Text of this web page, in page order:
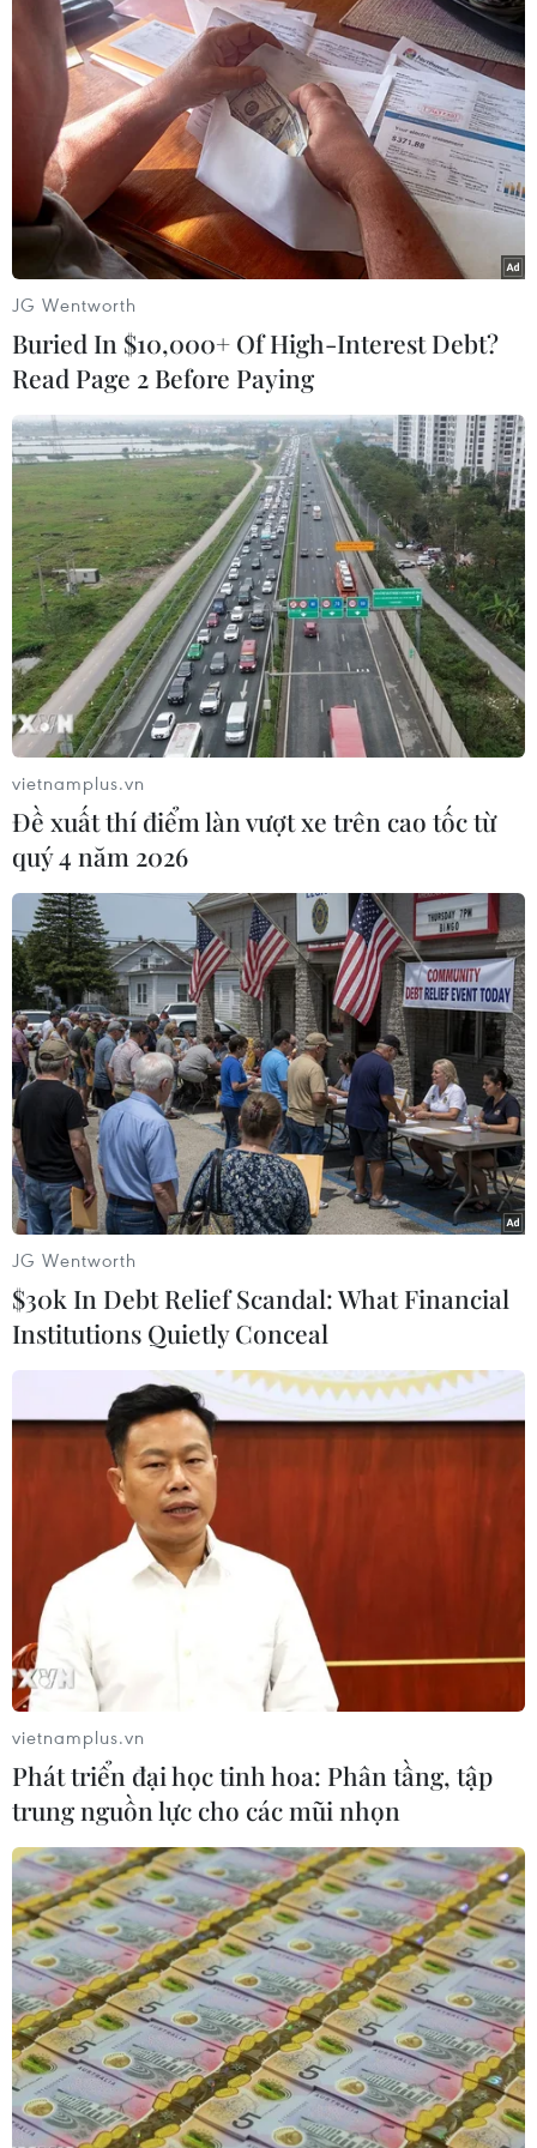
Nga có nhiều biện pháp đảm bảo an ninh
Olympic Sochi
08/11/2013 11:13
Theo Tướng Oleg Syromotov, hiện các lực lượng chức
năng vẫn chưa phát hiện bất cứ mối đe dọa trực tiếp
nào với Olympic Sochi-2014.
IOC tin tưởng Nga bảo đảm an ninh cho
Olympic Sochi
31/12/2013 03:23
Chủ tịch IOC bày tỏ tin tưởng bất chấp các vụ đánh
bom đẫm máu, Nga vẫn đủ khả năng bảo đảm tốt an
ninh cho Olympic Sochi-2014.
Mỹ tiếp tục đề nghị giúp Nga đảm bảo an
ninh Olympic
05/01/2014 01:59
Lầu Năm Góc cho biết Mỹ sẵn sàng hỗ trợ hoạt động
an ninh của Nga tại Đại hội thể thao mùa Đông
JG Wentworth
Buried In $10,000+ Of High-Interest Debt?
Read Page 2 Before Paying
vietnamplus.vn
Đề xuất thí điểm làn vượt xe trên cao tốc từ
quý 4 năm 2026
JG Wentworth
$30k In Debt Relief Scandal: What Financial
Institutions Quietly Conceal
vietnamplus.vn
Phát triển đại học tinh hoa: Phân tầng, tập
trung nguồn lực cho các mũi nhọn